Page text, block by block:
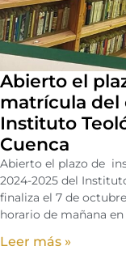
Abierto el
matrícula del
Instituto
Cuenca
Abierto el plazo de
2024-2025 del
finaliza el 7 de
horario de mañana
Leer más »